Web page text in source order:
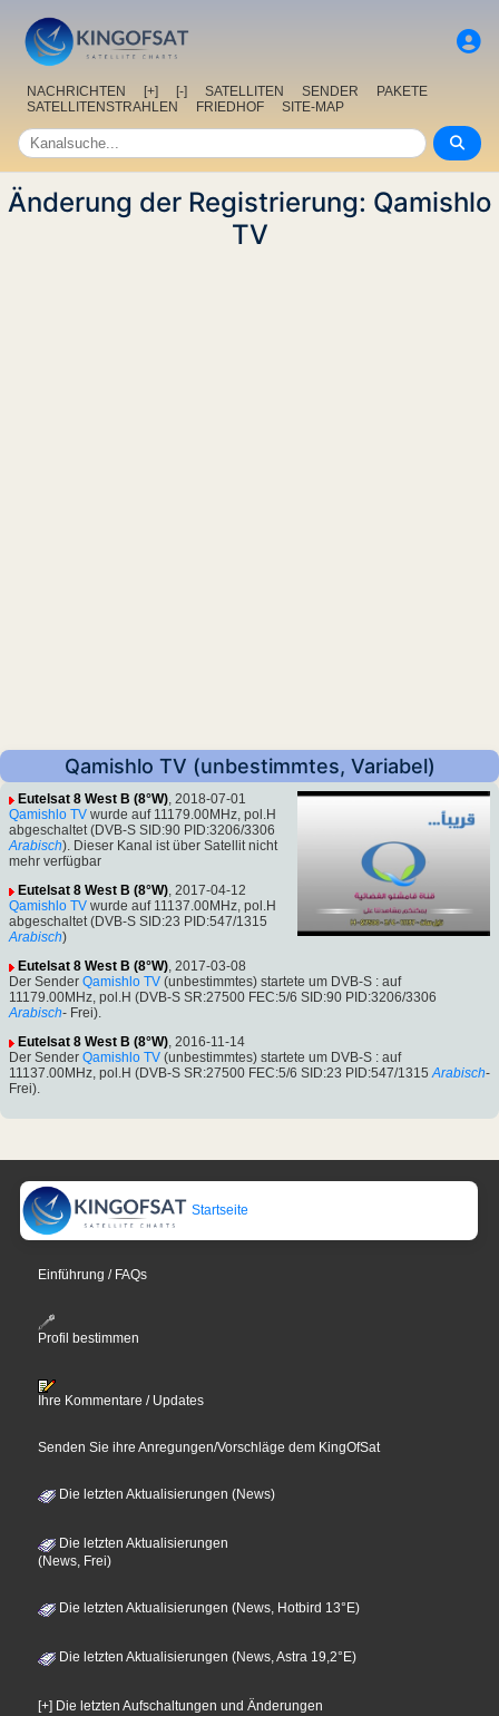
NACHRICHTEN [+] [-] SATELLITEN SENDER
PAKETE
SATELLITENSTRAHLEN
FRIEDHOF SITE-MAP
Änderung der Registrierung: Qamishlo
TV
Qamishlo TV (unbestimmtes, Variabel)
Eutelsat 8 West B (8°W), 2018-07-01
Qamishlo TV wurde auf 11179.00MHz, pol.H
abgeschaltet (DVB-S SID:90 PID:3206/3306
Arabisch). Dieser Kanal ist über Satellit nicht
mehr verfügbar
Eutelsat 8 West B (8°W), 2017-04-12
Qamishlo TV wurde auf 11137.00MHz, pol.H
abgeschaltet (DVB-S SID:23 PID:547/1315
Arabisch)
Eutelsat 8 West B (8°W), 2017-03-08
Der Sender Qamishlo TV (unbestimmtes) startete um DVB-S : auf
11179.00MHz, pol.H (DVB-S SR:27500 FEC:5/6 SID:90 PID:3206/3306
Arabisch- Frei).
Eutelsat 8 West B (8°W), 2016-11-14
Der Sender Qamishlo TV (unbestimmtes) startete um DVB-S : auf
11137.00MHz, pol.H (DVB-S SR:27500 FEC:5/6 SID:23 PID:547/1315 Arabisch-
Frei).
Startseite
Einführung / FAQs
Profil bestimmen
Ihre Kommentare / Updates
Senden Sie ihre Anregungen/Vorschläge dem KingOfSat
Die letzten Aktualisierungen (News)
Die letzten Aktualisierungen
(News, Frei)
Die letzten Aktualisierungen (News, Hotbird 13°E)
Die letzten Aktualisierungen (News, Astra 19,2°E)
[+] Die letzten Aufschaltungen und Änderungen